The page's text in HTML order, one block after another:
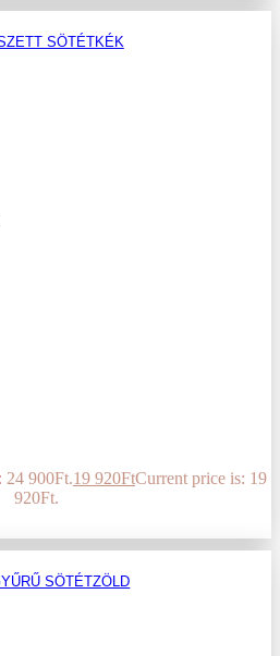
SÖTÉTKÉK
24 900Ft.19 920FtCurrent price is: 19
920Ft.
SÖTÉTZÖLD